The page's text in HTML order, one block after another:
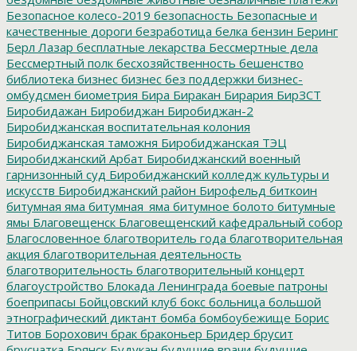
Безопасное колесо-2019 безопасность Безопасные и
качественные дороги безработица белка бензин Беринг
Берл Лазар бесплатные лекарства Бессмертные дела
Бессмертный полк бесхозяйственность бешенство
библиотека бизнес бизнес без поддержки бизнес-
омбудсмен биометрия Бира Биракан Бирария БирЗСТ
Биробидажан Биробиджан Биробиджан-2
Биробиджанская воспитательная колония
Биробиджанская таможня Биробиджанская ТЭЦ
Биробиджанский Арбат Биробиджанский военный
гарнизонный суд Биробиджанский колледж культуры и
искусств Биробиджанский район Бирофельд биткоин
битумная яма битумная_яма битумное болото битумные
ямы Благовещенск Благовещенский кафедральный собор
Благословенное благотворитель года благотворительная
акция благотворительная деятельность
благотворительность благотворительный концерт
благоустройство Блокада Ленинграда боевые патроны
боеприпасы Бойцовский клуб бокс больница большой
этнографический диктант бомба бомбоубежище Борис
Титов Борохович брак браконьер Бридер брусит